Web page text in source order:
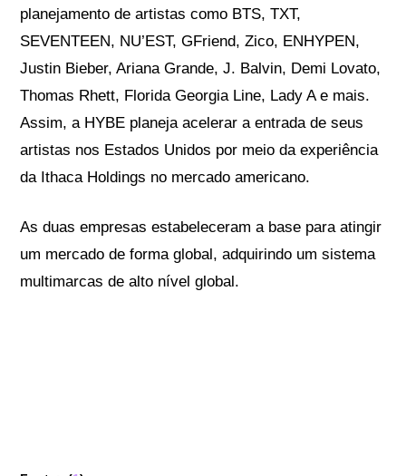
planejamento de artistas como BTS, TXT,
SEVENTEEN, NU’EST, GFriend, Zico, ENHYPEN,
Justin Bieber, Ariana Grande, J. Balvin, Demi Lovato,
Thomas Rhett, Florida Georgia Line, Lady A e mais.
Assim, a HYBE planeja acelerar a entrada de seus
artistas nos Estados Unidos por meio da experiência
da Ithaca Holdings no mercado americano.
As duas empresas estabeleceram a base para atingir
um mercado de forma global, adquirindo um sistema
multimarcas de alto nível global.